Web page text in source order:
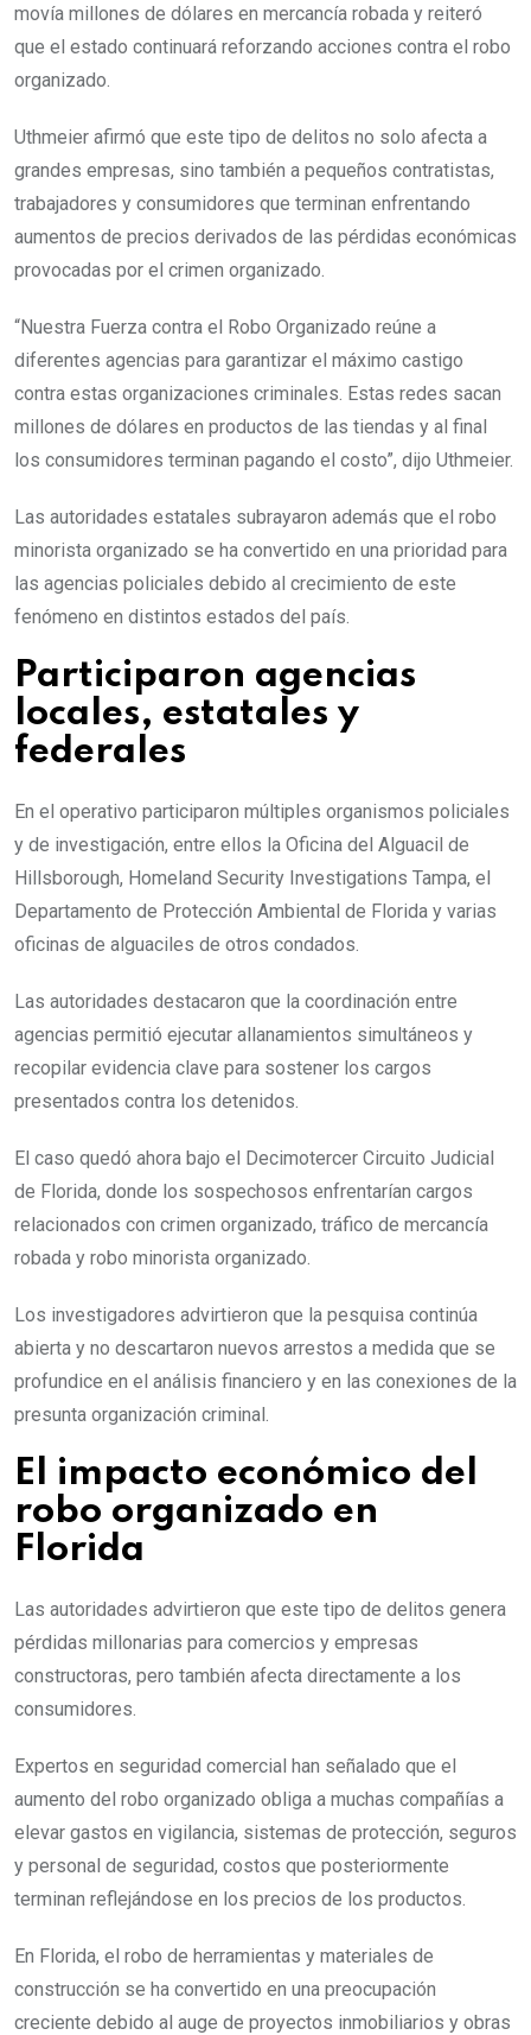
movía millones de dólares en mercancía robada y reiteró
que el estado continuará reforzando acciones contra el robo
organizado.
Uthmeier afirmó que este tipo de delitos no solo afecta a
grandes empresas, sino también a pequeños contratistas,
trabajadores y consumidores que terminan enfrentando
aumentos de precios derivados de las pérdidas económicas
provocadas por el crimen organizado.
“Nuestra Fuerza contra el Robo Organizado reúne a
diferentes agencias para garantizar el máximo castigo
contra estas organizaciones criminales. Estas redes sacan
millones de dólares en productos de las tiendas y al final
los consumidores terminan pagando el costo”, dijo Uthmeier.
Las autoridades estatales subrayaron además que el robo
minorista organizado se ha convertido en una prioridad para
las agencias policiales debido al crecimiento de este
fenómeno en distintos estados del país.
Participaron agencias
locales, estatales y
federales
En el operativo participaron múltiples organismos policiales
y de investigación, entre ellos la Oficina del Alguacil de
Hillsborough, Homeland Security Investigations Tampa, el
Departamento de Protección Ambiental de Florida y varias
oficinas de alguaciles de otros condados.
Las autoridades destacaron que la coordinación entre
agencias permitió ejecutar allanamientos simultáneos y
recopilar evidencia clave para sostener los cargos
presentados contra los detenidos.
El caso quedó ahora bajo el Decimotercer Circuito Judicial
de Florida, donde los sospechosos enfrentarían cargos
relacionados con crimen organizado, tráfico de mercancía
robada y robo minorista organizado.
Los investigadores advirtieron que la pesquisa continúa
abierta y no descartaron nuevos arrestos a medida que se
profundice en el análisis financiero y en las conexiones de la
presunta organización criminal.
El impacto económico del
robo organizado en
Florida
Las autoridades advirtieron que este tipo de delitos genera
pérdidas millonarias para comercios y empresas
constructoras, pero también afecta directamente a los
consumidores.
Expertos en seguridad comercial han señalado que el
aumento del robo organizado obliga a muchas compañías a
elevar gastos en vigilancia, sistemas de protección, seguros
y personal de seguridad, costos que posteriormente
terminan reflejándose en los precios de los productos.
En Florida, el robo de herramientas y materiales de
construcción se ha convertido en una preocupación
creciente debido al auge de proyectos inmobiliarios y obras